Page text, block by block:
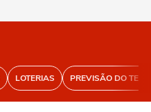
LOTERIAS PREVISÃO DO